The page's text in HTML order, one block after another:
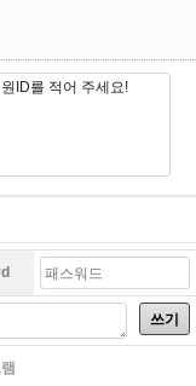
ID를 적어 주세요!
쓰기